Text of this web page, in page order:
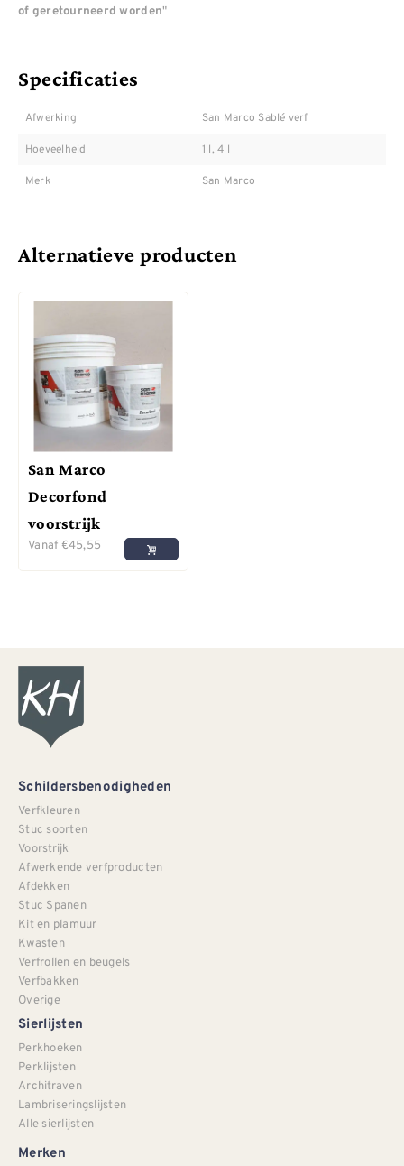
of geretourneerd worden"
Specificaties
Afwerking San Marco Sablé verf
Hoeveelheid 1 l, 4 l
Merk San Marco
Alternatieve producten
San Marco
Decorfond
voorstrijk
Vanaf €45,55
Schildersbenodigheden
Verfkleuren
Stuc soorten
Voorstrijk
Afwerkende verfproducten
Afdekken
Stuc Spanen
Kit en plamuur
Kwasten
Verfrollen en beugels
Verfbakken
Overige
Sierlijsten
Perkhoeken
Perklijsten
Architraven
Lambriseringslijsten
Alle sierlijsten
Merken